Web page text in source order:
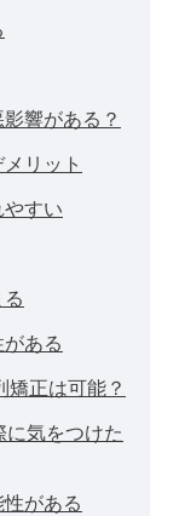
響がある？
リット
すい
ある
矯正は可能？
に気をつけた
がある